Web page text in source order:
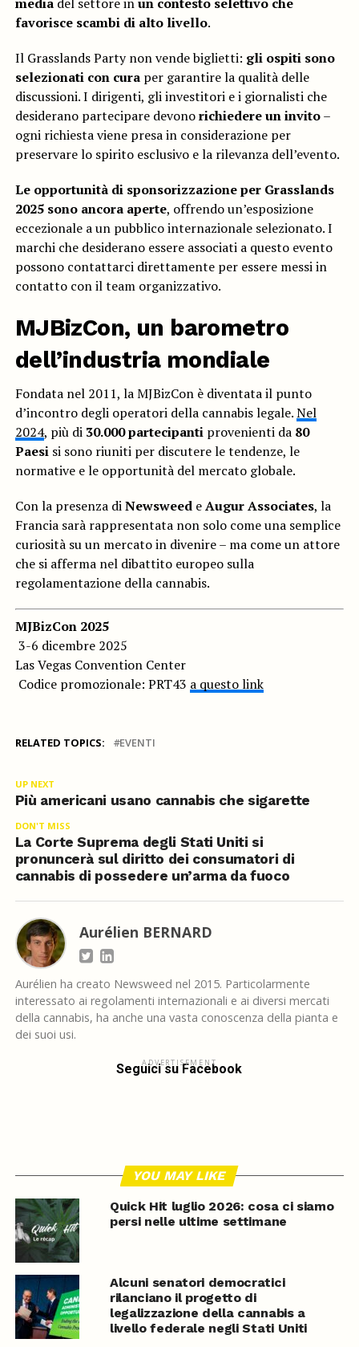
favorisce scambi di alto livello.
Il Grasslands Party non vende biglietti: gli ospiti sono
selezionati con curaper garantire la qualità delle
discussioni. I dirigenti, gli investitori e i giornalisti che
desiderano partecipare devonorichiedere un invito–
ogni richiesta viene presa in considerazione per
preservare lo spirito esclusivo e la rilevanza dell’evento.
Le opportunità di sponsorizzazione per Grasslands
2025 sono ancora aperte, offrendo un’esposizione
eccezionale a un pubblico internazionale selezionato. I
marchi che desiderano essere associati a questo evento
possono contattarci direttamente per essere messi in
contatto con il team organizzativo.
MJBizCon, un barometro
dell’industria mondiale
Fondata nel 2011, la MJBizCon è diventata il punto
d’incontro degli operatori della cannabis legale.Nel
2024, più di 30.000 partecipantiprovenienti da 80
Paesisi sono riuniti per discutere le tendenze, le
normative e le opportunità del mercato globale.
Con la presenza diNewsweedeAugur Associates, la
Francia sarà rappresentata non solo come una semplice
curiosità su un mercato in divenire – ma come un attore
che si afferma nel dibattito europeo sulla
regolamentazione della cannabis.
MJBizCon 2025
️ 3-6 dicembre 2025
Las Vegas Convention Center
️ Codice promozionale: PRT43 a questo link
RELATED TOPICS: EVENTI
UP NEXT
Più americani usano cannabis che sigarette
DON'T MISS
La Corte Suprema degli Stati Uniti si
pronuncerà sul diritto dei consumatori di
cannabis di possedere un’arma da fuoco
Aurélien BERNARD
Aurélien ha creato Newsweed nel 2015. Particolarmente
interessato ai regolamenti internazionali e ai diversi mercati
della cannabis, ha anche una vasta conoscenza della pianta e
dei suoi usi.
ADVERTISEMENT
Seguici su Facebook
YOU MAY LIKE
Quick Hit luglio 2026: cosa ci siamo
persi nelle ultime settimane
Alcuni senatori democratici
rilanciano il progetto di
legalizzazione della cannabis a
livello federale negli Stati Uniti